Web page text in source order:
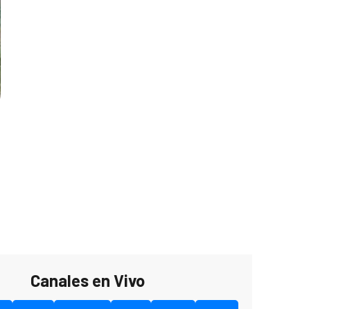
Canales en Vivo